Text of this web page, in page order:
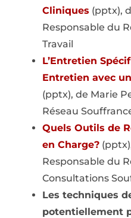
Cliniques (pptx),
Responsable du
Travail
L’Entretien
Entretien avec
(pptx), de Marie
Réseau
Quels Outils de
en Charge?
Responsable du
Consultations
Les techniques
potentiellement